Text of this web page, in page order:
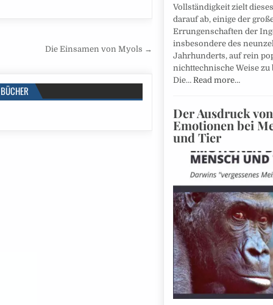
Die Einsamen von Myols →
Vollständigkeit zielt
darauf ab, einige der
Errungenschaften der
insbesondere des
Jahrhunderts, auf rein
nichttechnische Weise zu
Die… Read more…
Der Ausdruck von
Emotionen bei
und Tier